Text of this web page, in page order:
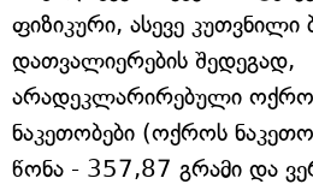
ფიზიკური, ასევე კუთვნილი
დათვალიერების შედეგად,
არადეკლარირებული
ნაკეთობები (ოქროს
წონა - 357,87 გრამი და